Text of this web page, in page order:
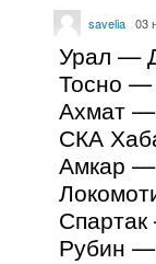
savelia 03
Урал —
Тосно —
Ахмат —
СКА
Амкар
Рубин —